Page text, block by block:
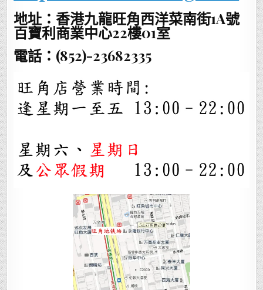
地址：香港九龍旺角西洋菜南街1A號
百寶利商業中心22樓01室
電話：(852)-23682335